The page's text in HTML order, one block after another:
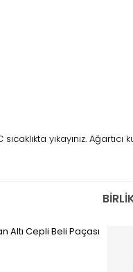
yıkayınız.